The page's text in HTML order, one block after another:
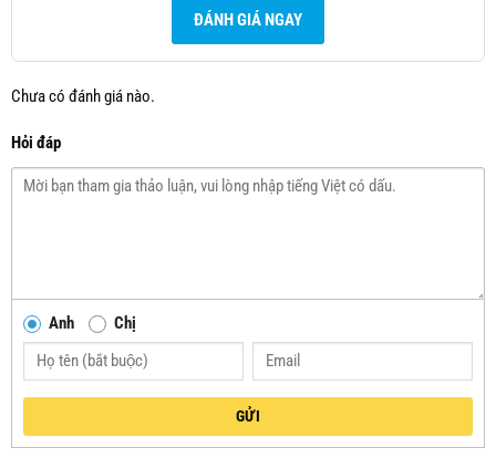
ĐÁNH GIÁ NGAY
Chưa có đánh giá nào.
Hỏi đáp
Anh Chị
GỬI